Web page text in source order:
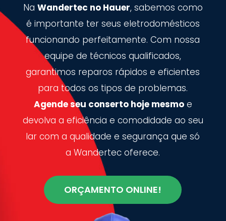
Na Wandertec no Hauer, sabemos como
é importante ter seus eletrodomésticos
funcionando perfeitamente. Com nossa
equipe de técnicos qualificados,
garantimos reparos rápidos e eficientes
para todos os tipos de problemas.
Agende seu conserto hoje mesmoe
devolva a eficiência e comodidade ao seu
lar com a qualidade e segurança que só
a Wandertec oferece.
ORÇAMENTO ONLINE!